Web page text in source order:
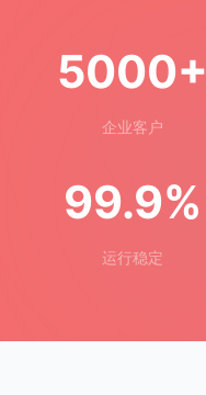
5000+
企业客户
99.9%
运行稳定